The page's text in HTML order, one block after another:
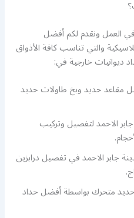
في العمل ونقدم لكم أفضل
والتي تناسب كافة الأذواق
ديوانيات خارجية في:
مقاعد حديد وبخ طاولات حديد
الاحمد لتفصيل وتركيب
جابر الاحمد في تفصيل درابزين
متحرك بواسطة أفضل حداد